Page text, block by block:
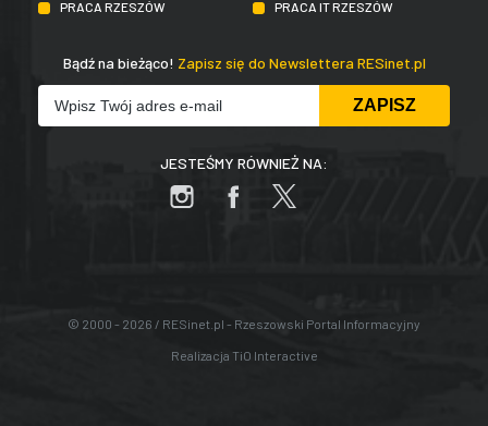
PRACA RZESZÓW
PRACA IT RZESZÓW
Bądź na bieżąco! Zapisz się do Newslettera RESinet.pl
JESTEŚMY RÓWNIEŻ NA:
© 2000 - 2026 / RESinet.pl - Rzeszowski Portal Informacyjny
Realizacja TiO Interactive